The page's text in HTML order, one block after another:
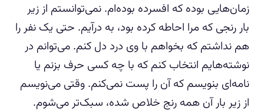
زمان‌هایی بوده که افسرده بوده‌ام. نمی‌توانستم از زیر
بار رنجی که مرا احاطه کرده بود، به درآیم. حتی یک نفر را
هم نداشتم که بخواهم با وی درد دل کنم. می‌توانم در
نوشته‌هایم انتخاب کنم که با چه کسی حرف بزنم یا
نامه‌ای بنویسم که آن را پست نمی‌کنم. وقتی می‌نویسم
از زیر بار آن همه رنج خلاص شده، سبک‌تر می‌شوم.